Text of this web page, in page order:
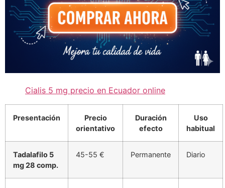
Cialis 5 mg precio en Ecuador online
Presentación
Precio
orientativo
Duración
efecto
Uso
habitual
Tadalafilo 5
mg 28 comp.
45-55 € Permanente Diario